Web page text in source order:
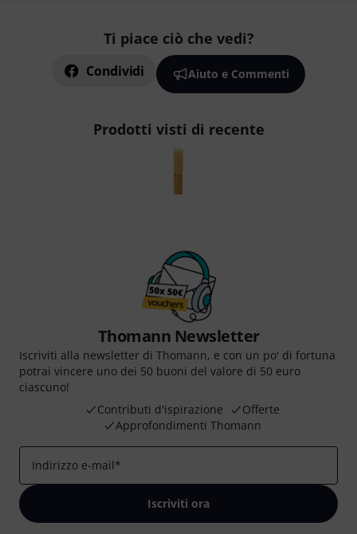
Ti piace ciò che vedi?
Condividi Aiuto e Commenti
Prodotti visti di recente
Thomann Newsletter
Iscriviti alla newsletter di Thomann, e con un po' di fortuna
potrai vincere uno dei 50 buoni del valore di 50 euro
ciascuno!
Contributi d'ispirazione
Offerte
Approfondimenti Thomann
Indirizzo e-mail*
Iscriviti ora